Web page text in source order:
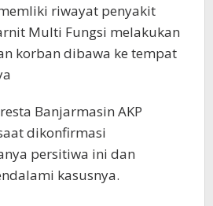
riwayat penyakit
Multi Fungsi melakukan
korban dibawa ke tempat
Banjarmasin AKP
dikonfirmasi
persitiwa ini dan
kasusnya.